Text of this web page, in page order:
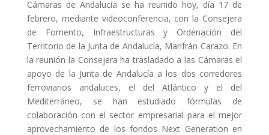
Cámaras de Andalucía se ha reunido hoy, día 17 de
febrero, mediante videoconferencia, con la Consejera
de Fomento, Infraestructuras y Ordenación del
Territorio de la Junta de Andalucía, Marifrán Carazo. En
la reunión la Consejera ha trasladado a las Cámaras el
apoyo de la Junta de Andalucía a los dos corredores
ferroviarios andaluces, el del Atlántico y el del
Mediterráneo, se han estudiado fórmulas de
colaboración con el sector empresarial para el mejor
aprovechamiento de los fondos Next Generation en